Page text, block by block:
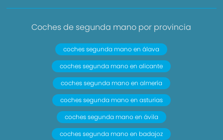
Coches de segunda mano por provincia
coches segunda mano en álava
coches segunda mano en alicante
coches segunda mano en almería
coches segunda mano en asturias
coches segunda mano en ávila
coches segunda mano en badajoz